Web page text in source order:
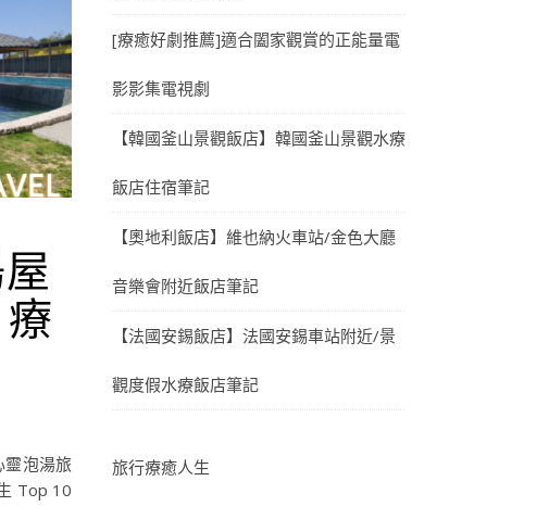
靈泡湯旅
Top 10
[療癒好劇推薦]適合闔家觀賞的正能量電
影影集電視劇
【韓國釜山景觀飯店】韓國釜山景觀水療
飯店住宿筆記
【奧地利飯店】維也納火車站/金色大廳
音樂會附近飯店筆記
【法國安錫飯店】法國安錫車站附近/景
觀度假水療飯店筆記
旅行療癒人生